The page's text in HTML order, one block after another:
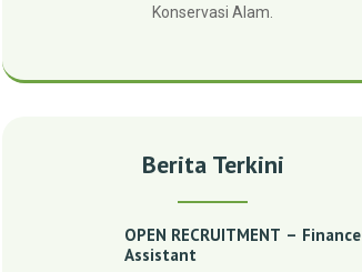
Konservasi Alam.
Berita Terkini
OPEN RECRUITMENT – Finance
Assistant